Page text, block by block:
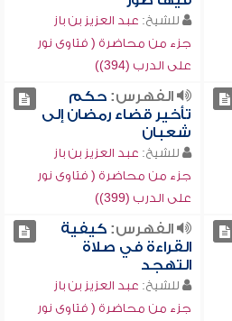
للشيخ: عبد العزيز بن باز
جزء من محاضرة ( فتاوى نور
على الدرب (394))
الفهرس:حكم
تأخير قضاء رمضان إلى
شعبان
للشيخ: عبد العزيز بن باز
جزء من محاضرة ( فتاوى نور
على الدرب (399))
الفهرس:كيفية
القراءة في صلاة
التهجد
للشيخ: عبد العزيز بن باز
جزء من محاضرة ( فتاوى نور